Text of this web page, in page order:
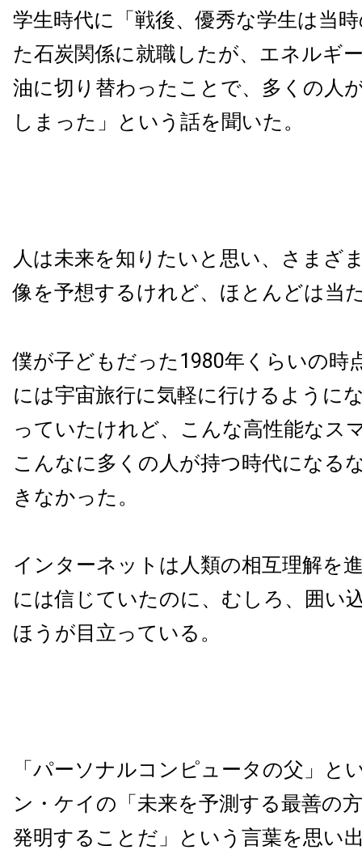
学生時代に「戦後、優秀な学生は当
た石炭関係に就職したが、エネルギ
油に切り替わったことで、多くの人
しまった」という話を聞いた。
人は未来を知りたいと思い、さまざ
像を予想するけれど、ほとんどは当
僕が子どもだった1980年くらいの時
には宇宙旅行に気軽に行けるように
っていたけれど、こんな高性能なス
こんなに多くの人が持つ時代になる
きなかった。
インターネットは人類の相互理解を
には信じていたのに、むしろ、囲い
ほうが目立っている。
「パーソナルコンピュータの父」と
ン・ケイの「未来を予測する最善の
発明することだ」という言葉を思い